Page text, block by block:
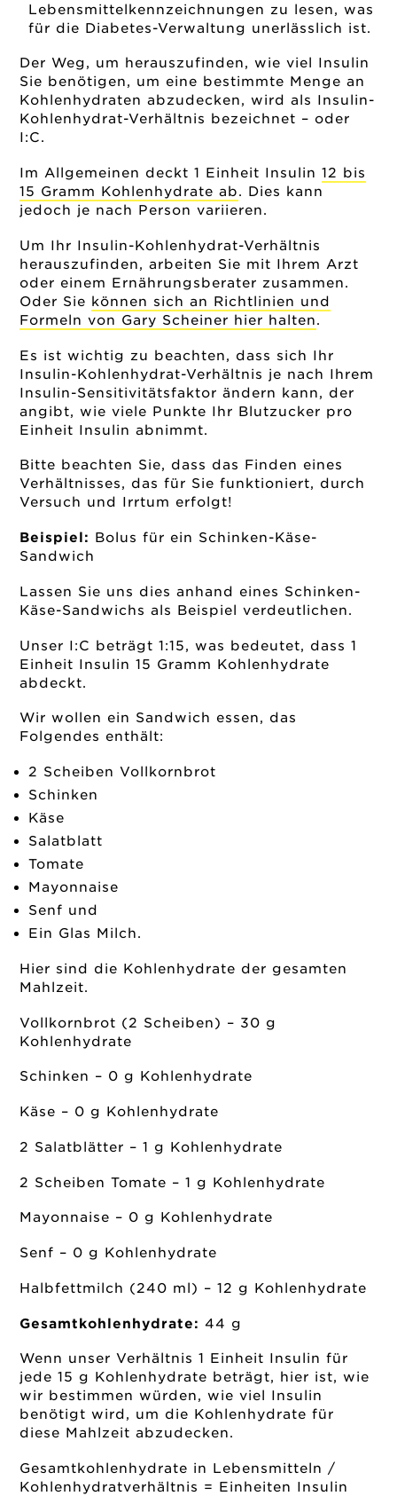
Lebensmittelkennzeichnungen zu lesen, was
für die Diabetes-Verwaltung unerlässlich ist.
Der Weg, um herauszufinden, wie viel Insulin
Sie benötigen, um eine bestimmte Menge an
Kohlenhydraten abzudecken, wird als Insulin-
Kohlenhydrat-Verhältnis bezeichnet – oder
I:C.
Im Allgemeinen deckt 1 Einheit Insulin12 bis
15 Gramm Kohlenhydrate ab. Dies kann
jedoch je nach Person variieren.
Um Ihr Insulin-Kohlenhydrat-Verhältnis
herauszufinden, arbeiten Sie mit Ihrem Arzt
oder einem Ernährungsberater zusammen.
Oder Sie können sich an Richtlinien und
Formeln von Gary Scheiner hier halten.
Es ist wichtig zu beachten, dass sich Ihr
Insulin-Kohlenhydrat-Verhältnis je nach Ihrem
Insulin-Sensitivitätsfaktor ändern kann, der
angibt, wie viele Punkte Ihr Blutzucker pro
Einheit Insulin abnimmt.
Bitte beachten Sie, dass das Finden eines
Verhältnisses, das für Sie funktioniert, durch
Versuch und Irrtum erfolgt!
Beispiel: Bolus für ein Schinken-Käse-
Sandwich
Lassen Sie uns dies anhand eines Schinken-
Käse-Sandwichs als Beispiel verdeutlichen.
Unser I:C beträgt 1:15, was bedeutet, dass 1
Einheit Insulin 15 Gramm Kohlenhydrate
abdeckt.
Wir wollen ein Sandwich essen, das
Folgendes enthält:
2 Scheiben Vollkornbrot
Schinken
Käse
Salatblatt
Tomate
Mayonnaise
Senf und
Ein Glas Milch.
Hier sind die Kohlenhydrate der gesamten
Mahlzeit.
Vollkornbrot (2 Scheiben) – 30 g
Kohlenhydrate
Schinken – 0 g Kohlenhydrate
Käse – 0 g Kohlenhydrate
2 Salatblätter – 1 g Kohlenhydrate
2 Scheiben Tomate – 1 g Kohlenhydrate
Mayonnaise – 0 g Kohlenhydrate
Senf – 0 g Kohlenhydrate
Halbfettmilch (240 ml) – 12 g Kohlenhydrate
Gesamtkohlenhydrate: 44 g
Wenn unser Verhältnis 1 Einheit Insulin für
jede 15 g Kohlenhydrate beträgt, hier ist, wie
wir bestimmen würden, wie viel Insulin
benötigt wird, um die Kohlenhydrate für
diese Mahlzeit abzudecken.
Gesamtkohlenhydrate in Lebensmitteln /
Kohlenhydratverhältnis = Einheiten Insulin